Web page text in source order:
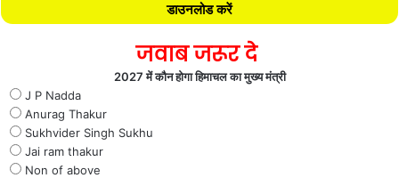
डाउनलोड करें
जवाब जरूर दे
2027 में कौन होगा हिमाचल का मुख्य मंत्री
J P Nadda
Anurag Thakur
Sukhvider Singh Sukhu
Jai ram thakur
Non of above